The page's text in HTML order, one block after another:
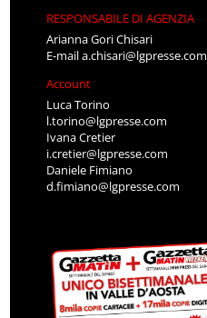
RESPONSABILE DI AGENZIA
Arianna Gori Chisari
E-maila.chisari@lgpresse.com
Account
Luca Torino
l.torino@lgpresse.com
Ivana Cretier
i.cretier@lgpresse.com
Daniele Fimiano
d.fimiano@lgpresse.com